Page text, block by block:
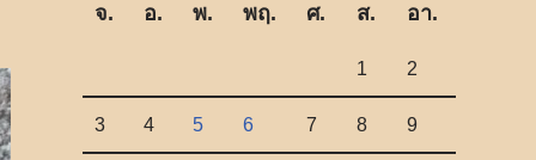
จ.
อ. พ. พฤ. ศ. ส. อา.
1 2
3 4 5 6 7 8 9